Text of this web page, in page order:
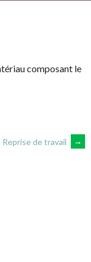
composant le
Reprise de travail →